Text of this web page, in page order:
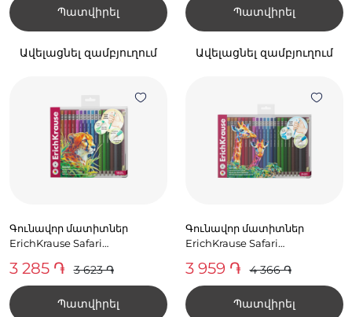
Պատվիրել
Ավելացնել զամբյուղում
Պատվիրել
Ավելացնել զամբյուղում
Գունավոր մատիտներ
ErichKrause Safari
3 285 ֏ 3 623 ֏
Պատվիրել
Գունավոր մատիտներ
ErichKrause Safari
3 959 ֏ 4 366 ֏
Պատվիրել